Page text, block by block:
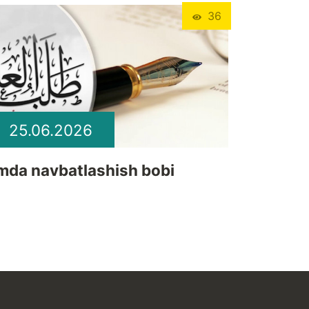
36
25.06.2026
navbatlashish bobi